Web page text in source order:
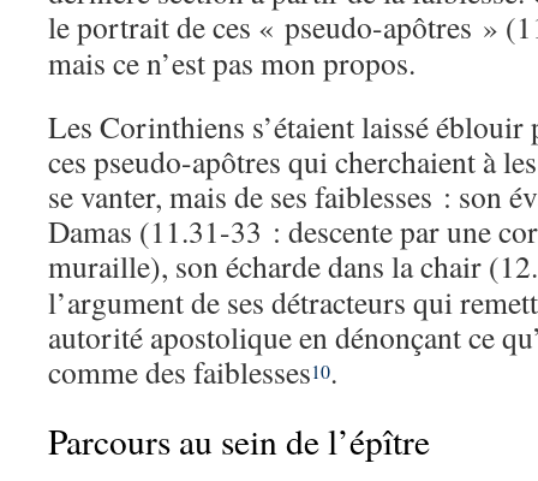
le portrait de ces « pseudo-apôtres »
mais ce n’est pas mon propos.
Les Corinthiens s’étaient laissé éblouir
ces pseudo-apôtres qui cherchaient à
se vanter, mais de ses faiblesses : son
Damas (11.31-33 : descente par une
muraille), son écharde dans la chair
l’argument de ses détracteurs qui
autorité apostolique en dénonçant ce
comme des faiblesses10.
Parcours au sein de l’épître